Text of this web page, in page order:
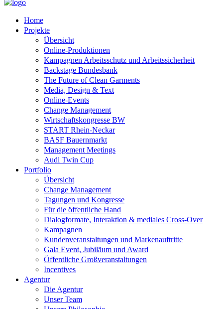
Home
Projekte
Übersicht
Online-Produktionen
Kampagnen Arbeitsschutz und Arbeitssicherheit
Backstage Bundesbank
The Future of Clean Garments
Media, Design & Text
Online-Events
Change Management
Wirtschaftskongresse BW
START Rhein-Neckar
BASF Bauernmarkt
Management Meetings
Audi Twin Cup
Portfolio
Übersicht
Change Management
Tagungen und Kongresse
Für die öffentliche Hand
Dialogformate, Interaktion & mediales Cross-Over
Kampagnen
Kundenveranstaltungen und Markenauftritte
Gala Event, Jubiläum und Award
Öffentliche Großveranstaltungen
Incentives
Agentur
Die Agentur
Unser Team